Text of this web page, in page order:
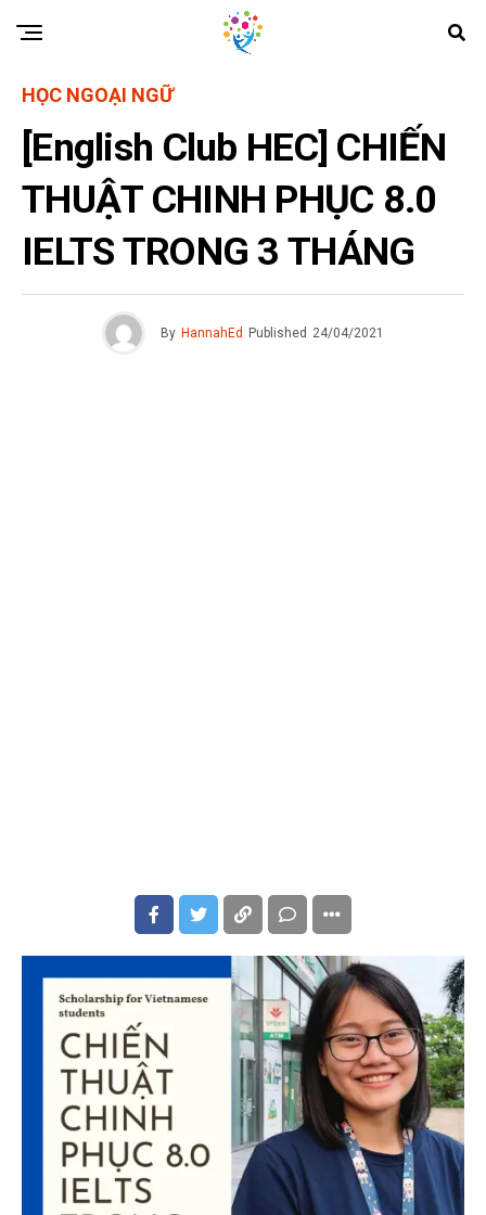
HỌC NGOẠI NGỮ
[English Club HEC] CHIẾN
THUẬT CHINH PHỤC 8.0
IELTS TRONG 3 THÁNG
By HannahEd Published 24/04/2021